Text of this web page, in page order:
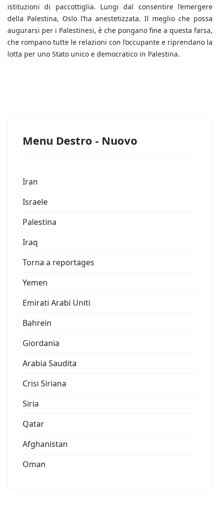
istituzioni di paccottiglia. Lungi dal consentire l’emergere
della Palestina, Oslo l’ha anestetizzata. Il meglio che possa
augurarsi per i Palestinesi, è che pongano fine a questa farsa,
che rompano tutte le relazioni con l’occupante e riprendano la
lotta per uno Stato unico e democratico in Palestina.
Menu Destro - Nuovo
Iran
Israele
Palestina
Iraq
Torna a reportages
Yemen
Emirati Arabi Uniti
Bahrein
Giordania
Arabia Saudita
Crisi Siriana
Siria
Qatar
Afghanistan
Oman